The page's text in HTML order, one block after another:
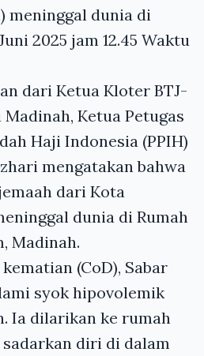
meninggal dunia di
2025 jam 12.45 Waktu
dari Ketua Kloter BTJ-
Ketua Petugas
Haji Indonesia (PPIH)
mengatakan bahwa
dari Kota
dunia di Rumah
Madinah.
(CoD), Sabar
syok hipovolemik
Ia dilarikan ke rumah
diri di dalam